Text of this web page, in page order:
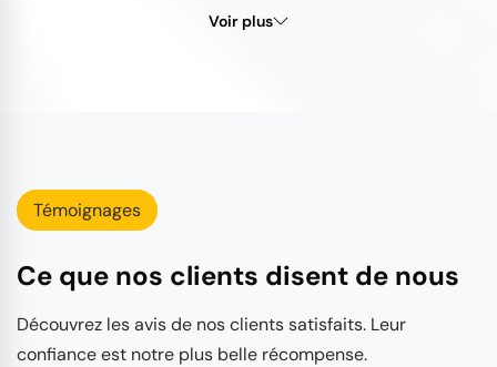
Voir plus
Témoignages
Ce que nos clients disent de nous
Découvrez les avis de nos clients satisfaits. Leur
confiance est notre plus belle récompense.